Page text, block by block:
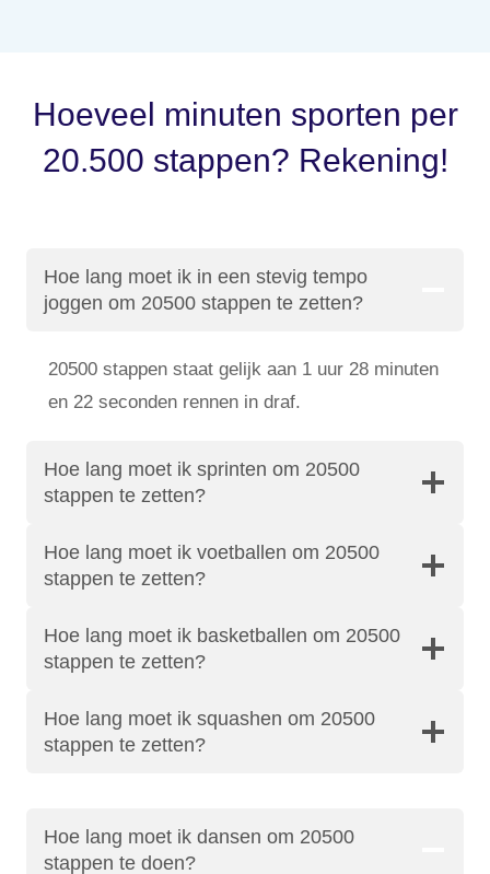
Hoeveel minuten sporten per
20.500 stappen? Rekening!
Hoe lang moet ik in een stevig tempo
joggen om 20500 stappen te zetten?
20500 stappen staat gelijk aan 1 uur 28 minuten
en 22 seconden rennen in draf.
Hoe lang moet ik sprinten om 20500
stappen te zetten?
Hoe lang moet ik voetballen om 20500
stappen te zetten?
Hoe lang moet ik basketballen om 20500
stappen te zetten?
Hoe lang moet ik squashen om 20500
stappen te zetten?
Hoe lang moet ik dansen om 20500
stappen te doen?